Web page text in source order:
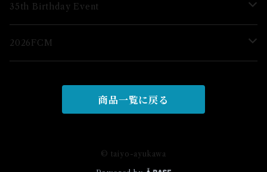
グッズ
35th Birthday Event
ブロマイド
2026FCM
商品一覧に戻る
© taiyo-ayukawa